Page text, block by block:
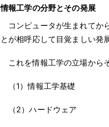
情報工学の分野とその発展
コンピュータが生まれてか
とが相呼応して目覚ましい発
これを情報工学の立場から
（1）情報工学基礎
（2）ハードウェア